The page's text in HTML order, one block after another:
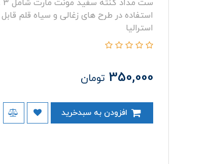
استفاده در طرح های زغالی و سیاه قلم
استرالیا
350,000 تومان